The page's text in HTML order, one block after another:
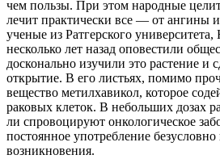
чем пользы. При этом народные
лечит практически все — от ангины
ученые из Ратгерского
несколько лет назад оповестили
досконально изучили это растение и
открытие. В его листьях, помимо
вещество метилхавикол, которое
раковых клеток. В небольших дозах
ли спровоцируют онкологическое
постоянное употребление
возникновения.